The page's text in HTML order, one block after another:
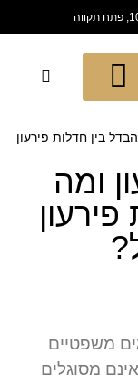
בין חדלות פירעון
ומה
משפטיים
מסוגלים